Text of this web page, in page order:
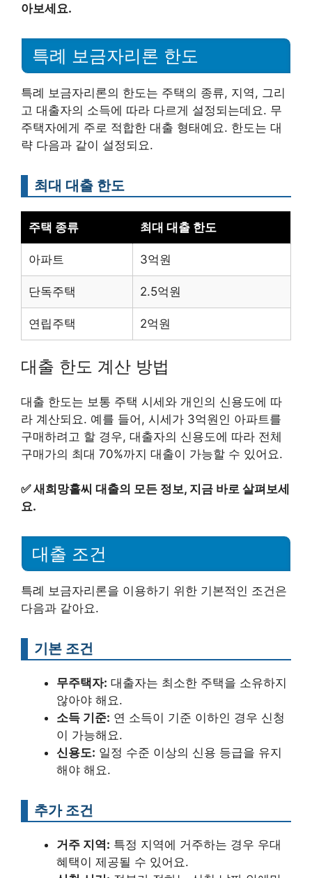
아보세요.
특례 보금자리론 한도
특례 보금자리론의 한도는 주택의 종류, 지역, 그리
고 대출자의 소득에 따라 다르게 설정되는데요. 무
주택자에게 주로 적합한 대출 형태예요. 한도는 대
략 다음과 같이 설정되요.
최대 대출 한도
주택 종류 최대 대출 한도
아파트 3억원
단독주택 2.5억원
연립주택 2억원
대출 한도 계산 방법
대출 한도는 보통 주택 시세와 개인의 신용도에 따
라 계산되요. 예를 들어, 시세가 3억원인 아파트를
구매하려고 할 경우, 대출자의 신용도에 따라 전체
구매가의 최대 70%까지 대출이 가능할 수 있어요.
✅새희망홀씨 대출의 모든 정보, 지금 바로 살펴보세
요.
대출 조건
특례 보금자리론을 이용하기 위한 기본적인 조건은
다음과 같아요.
기본 조건
무주택자: 대출자는 최소한 주택을 소유하지
않아야 해요.
소득 기준: 연 소득이 기준 이하인 경우 신청
이 가능해요.
신용도: 일정 수준 이상의 신용 등급을 유지
해야 해요.
추가 조건
거주 지역: 특정 지역에 거주하는 경우 우대
혜택이 제공될 수 있어요.